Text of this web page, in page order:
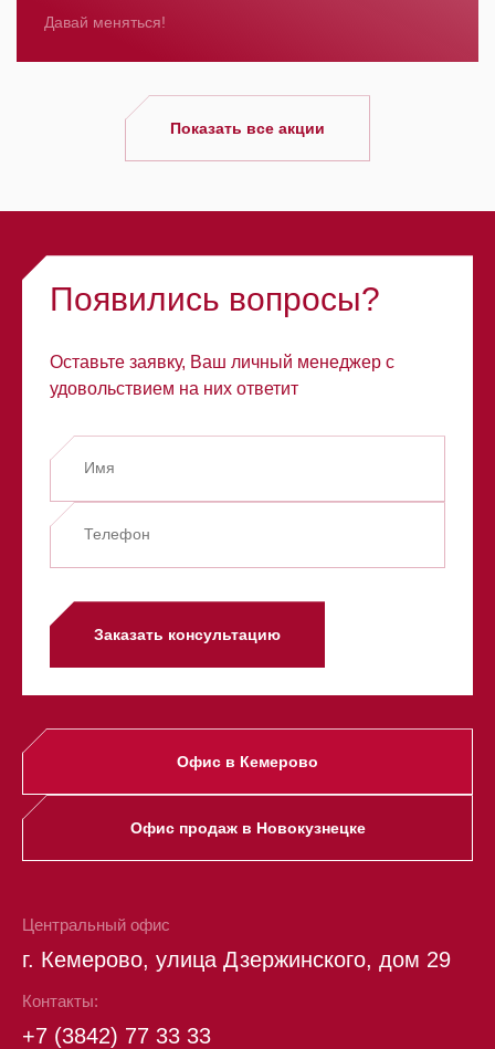
Давай меняться!
Показать все акции
Появились вопросы?
Оставьте заявку, Ваш личный менеджер с
удовольствием на них ответит
Заказать консультацию
Офис в Кемерово
Офис продаж в Новокузнецке
Центральный офис
г. Кемерово, улица Дзержинского, дом 29
Контакты:
+7 (3842) 77 33 33